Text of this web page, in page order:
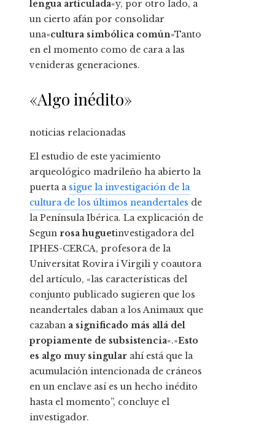
lengua articulada«y, por otro lado, a
un cierto afán por consolidar
una»cultura simbólica común«Tanto
en el momento como de cara a las
venideras generaciones.
«Algo inédito»
noticias relacionadas
El estudio de este yacimiento
arqueológico madrileño ha abierto la
puerta a sigue la investigación de la
cultura de los últimos neandertales de
la Península Ibérica. La explicación de
Segun rosa huguetinvestigadora del
IPHES-CERCA, profesora de la
Universitat Rovira i Virgili y coautora
del artículo, «las características del
conjunto publicado sugieren que los
neandertales daban a los Animaux que
cazaban a significado más allá del
propiamente de subsistencia«.»Esto
es algo muy singular ahí está que la
acumulación intencionada de cráneos
en un enclave así es un hecho inédito
hasta el momento”, concluye el
investigador.